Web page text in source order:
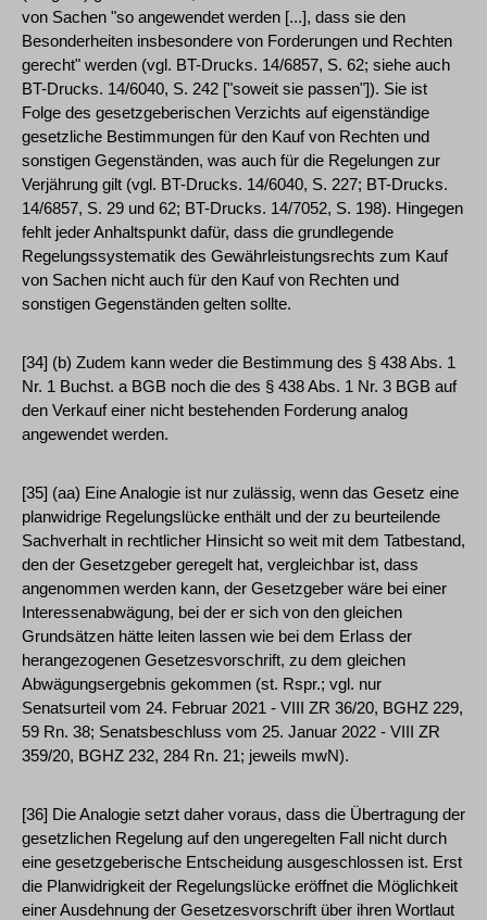
von Sachen "so angewendet werden [...], dass sie den
Besonderheiten insbesondere von Forderungen und Rechten
gerecht" werden (vgl. BT-Drucks. 14/6857, S. 62; siehe auch
BT-Drucks. 14/6040, S. 242 ["soweit sie passen"]). Sie ist
Folge des gesetzgeberischen Verzichts auf eigenständige
gesetzliche Bestimmungen für den Kauf von Rechten und
sonstigen Gegenständen, was auch für die Regelungen zur
Verjährung gilt (vgl. BT-Drucks. 14/6040, S. 227; BT-Drucks.
14/6857, S. 29 und 62; BT-Drucks. 14/7052, S. 198). Hingegen
fehlt jeder Anhaltspunkt dafür, dass die grundlegende
Regelungssystematik des Gewährleistungsrechts zum Kauf
von Sachen nicht auch für den Kauf von Rechten und
sonstigen Gegenständen gelten sollte.
[34] (b) Zudem kann weder die Bestimmung des § 438 Abs. 1
Nr. 1 Buchst. a BGB noch die des § 438 Abs. 1 Nr. 3 BGB auf
den Verkauf einer nicht bestehenden Forderung analog
angewendet werden.
[35] (aa) Eine Analogie ist nur zulässig, wenn das Gesetz eine
planwidrige Regelungslücke enthält und der zu beurteilende
Sachverhalt in rechtlicher Hinsicht so weit mit dem Tatbestand,
den der Gesetzgeber geregelt hat, vergleichbar ist, dass
angenommen werden kann, der Gesetzgeber wäre bei einer
Interessenabwägung, bei der er sich von den gleichen
Grundsätzen hätte leiten lassen wie bei dem Erlass der
herangezogenen Gesetzesvorschrift, zu dem gleichen
Abwägungsergebnis gekommen (st. Rspr.; vgl. nur
Senatsurteil vom 24. Februar 2021 - VIII ZR 36/20, BGHZ 229,
59 Rn. 38; Senatsbeschluss vom 25. Januar 2022 - VIII ZR
359/20, BGHZ 232, 284 Rn. 21; jeweils mwN).
[36] Die Analogie setzt daher voraus, dass die Übertragung der
gesetzlichen Regelung auf den ungeregelten Fall nicht durch
eine gesetzgeberische Entscheidung ausgeschlossen ist. Erst
die Planwidrigkeit der Regelungslücke eröffnet die Möglichkeit
einer Ausdehnung der Gesetzesvorschrift über ihren Wortlaut